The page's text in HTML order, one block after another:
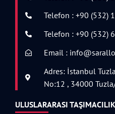
Telefon : +90 (532)
Telefon : +90 (532)
Email :
Adres: İstanbul
No:12 , 34000
ULUSLARARASI TAŞIMACILIK